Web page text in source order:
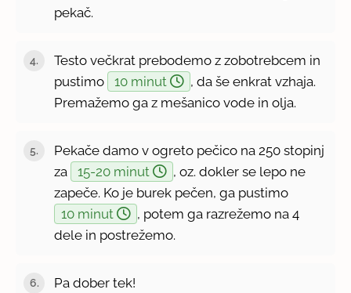
pekač.
Testo večkrat prebodemo z zobotrebcem in
pustimo
10 minut
, da še enkrat vzhaja.
Premažemo ga z mešanico vode in olja.
Pekače damo v ogreto pečico na 250 stopinj
za
15-20 minut
, oz. dokler se lepo ne
zapeče. Ko je burek pečen, ga pustimo
10 minut
, potem ga razrežemo na 4
dele in postrežemo.
Pa dober tek!